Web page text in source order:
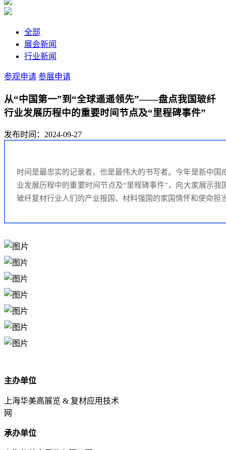
全部
展会新闻
行业新闻
参观申请 参展申请
从“中国第一”到“全球遥遥领先”——盘点我国玻纤
行业发展历程中的重要时间节点及“里程碑事件”
发布时间：2024-09-27
时间是最忠实的记录者，也是最伟大的书写者。今年是新中国
业发展历程中的重要时间节点及“里程碑事件”，向大家展示
玻纤复材行业人们的产业报国、材料强国的家国情怀和使命担
主办单位
上海华美高展览 & 复材应用技术
网
承办单位